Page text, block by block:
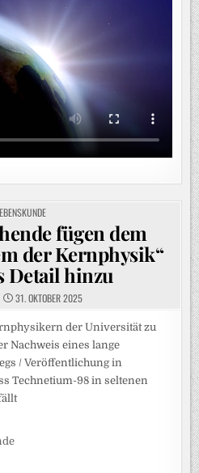
fügen dem
der Kernphysik“
Detail hinzu
31. OKTOBER 2025
der Universität zu
Nachweis eines lange
/ Veröffentlichung in
Technetium-98 in seltenen